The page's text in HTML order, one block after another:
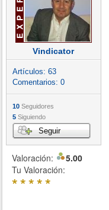
Vindicator
Artículos: 63
Comentarios: 0
10 Seguidores
5 Siguiendo
Seguir
Valoración:
5.00
Tu Valoración:
*****